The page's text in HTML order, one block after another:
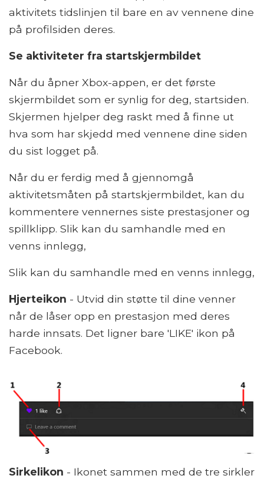
aktivitets tidslinjen til bare en av vennene dine
på profilsiden deres.
Se aktiviteter fra startskjermbildet
Når du åpner Xbox-appen, er det første
skjermbildet som er synlig for deg, startsiden.
Skjermen hjelper deg raskt med å finne ut
hva som har skjedd med vennene dine siden
du sist logget på.
Når du er ferdig med å gjennomgå
aktivitetsmåten på startskjermbildet, kan du
kommentere vennernes siste prestasjoner og
spillklipp. Slik kan du samhandle med en
venns innlegg,
Slik kan du samhandle med en venns innlegg,
Hjerteikon - Utvid din støtte til dine venner
når de låser opp en prestasjon med deres
harde innsats. Det ligner bare 'LIKE' ikon på
Facebook.
Sirkelikon - Ikonet sammen med de tre sirkler